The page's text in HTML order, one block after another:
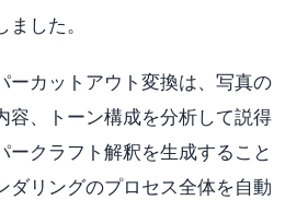
した。
ーカットアウト変換は、写真の
容、トーン構成を分析して説得
ークラフト解釈を生成すること
ダリングのプロセス全体を自動